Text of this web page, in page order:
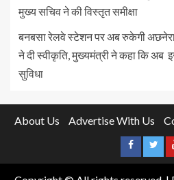
मुख्य सचिव ने की विस्तृत समीक्षा
बनबसा रेलवे स्टेशन पर अब रुकेगी
ने दी स्वीकृति, मुख्यमंत्री ने कहा कि अब
सुविधा
About Us Advertise With Us